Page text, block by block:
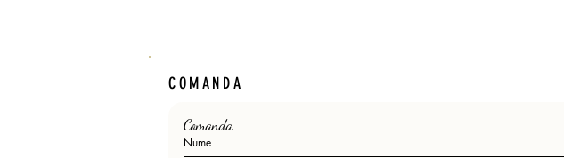
COMANDA
Comanda
Nume